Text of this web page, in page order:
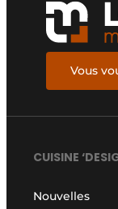
Vous
CUISINE
Nouvelles